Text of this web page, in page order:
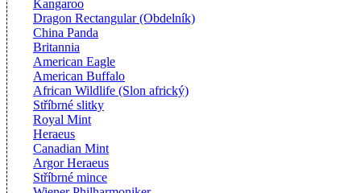
Kangaroo
Dragon Rectangular (Obdelník)
China Panda
Britannia
American Eagle
American Buffalo
African Wildlife (Slon africký)
Stříbrné slitky
Royal Mint
Heraeus
Canadian Mint
Argor Heraeus
Stříbrné mince